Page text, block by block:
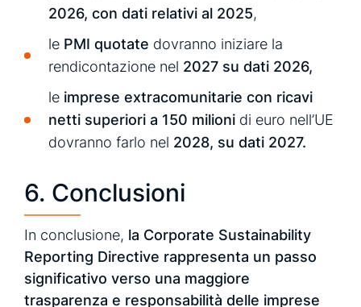
2026, con dati relativi al 2025,
le PMI quotate dovranno iniziare la
rendicontazione nel 2027 su dati 2026,
le imprese extracomunitarie con ricavi
netti superiori a 150 milioni di euro nell’UE
dovranno farlo nel 2028, su dati 2027.
6. Conclusioni
In conclusione, la Corporate Sustainability
Reporting Directive rappresenta un passo
significativo verso una maggiore
trasparenza e responsabilità delle imprese